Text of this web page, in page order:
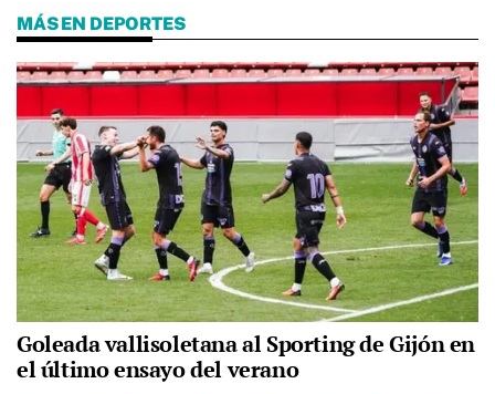
MÁS EN DEPORTES
Goleada vallisoletana al Sporting de Gijón en
el último ensayo del verano